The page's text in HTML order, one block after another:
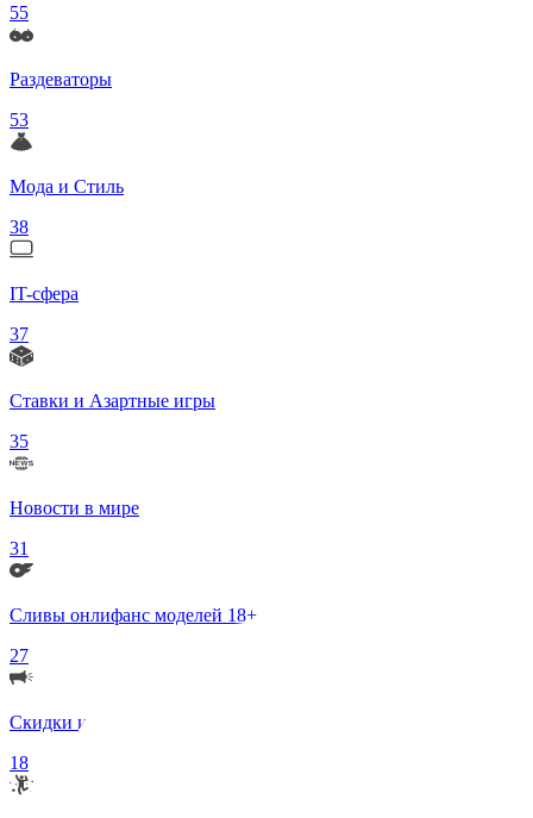
55
Раздеваторы
53
Мода и Стиль
38
IT-сфера
37
Ставки и Азартные игры
35
Новости в мире
31
Сливы онлифанс моделей 18+
27
Скидки и Акции
18